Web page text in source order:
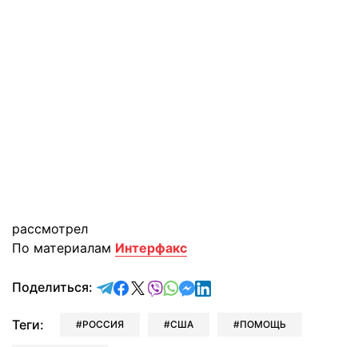
рассмотрел
По материалам Интерфакс
Поделиться: отправить в Telegram
поделиться в Facebook
поделиться в X
отправить в Viber
отправить в Whatsapp
отправить в Messenger
отправить в LinkedIn
Теги: РОССИЯ США ПОМОЩЬ